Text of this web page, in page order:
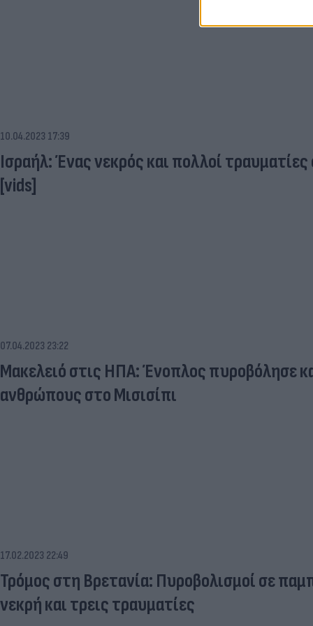
10.04.2023 17:39
Ισραήλ: Ένας νεκρός και πολλοί τραυματίες
[vids]
07.04.2023 23:22
Μακελειό στις ΗΠΑ: Ένοπλος πυροβόλησε
ανθρώπους στο Μισισίπι
17.02.2023 22:49
Τρόμος στη Βρετανία: Πυροβολισμοί σε
νεκρή και τρεις τραυματίες